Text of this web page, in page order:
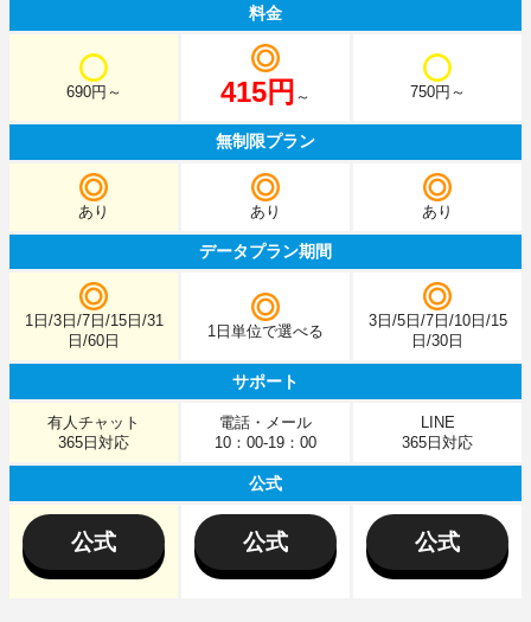
料金
無制限プラン
データプラン期間
サポート
公式
690円～
あり
1日/3日/7日/15日/31
日/60日
有人チャット
365日対応
公式
415円 ～
あり
1日単位で選べる
電話・メール
10：00-19：00
公式
750円～
あり
3日/5日/7日/10日/15
日/30日
LINE
365日対応
公式